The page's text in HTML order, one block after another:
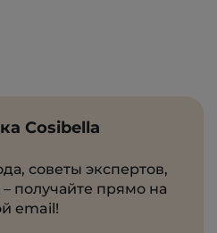
Cosibella
советы экспертов,
получайте прямо на
email!